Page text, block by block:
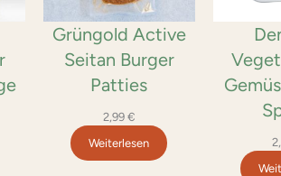
Grüngold Active
Seitan Burger
Patties
2,99 €
Weiterlesen